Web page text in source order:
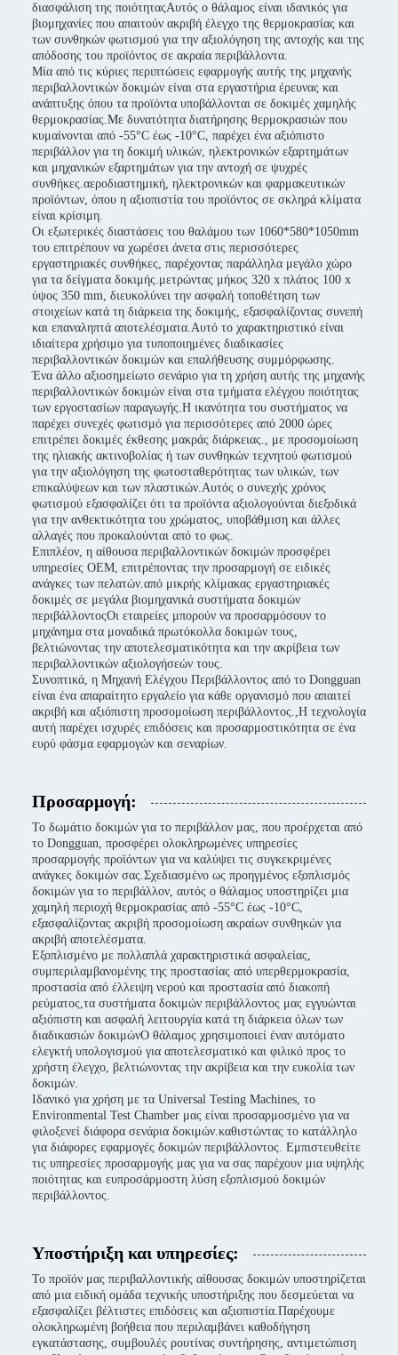
διασφάλιση της ποιότηταςΑυτός ο θάλαμος είναι ιδανικός για
βιομηχανίες που απαιτούν ακριβή έλεγχο της θερμοκρασίας και
των συνθηκών φωτισμού για την αξιολόγηση της αντοχής και της
απόδοσης του προϊόντος σε ακραία περιβάλλοντα.
Μία από τις κύριες περιπτώσεις εφαρμογής αυτής της μηχανής
περιβαλλοντικών δοκιμών είναι στα εργαστήρια έρευνας και
ανάπτυξης όπου τα προϊόντα υποβάλλονται σε δοκιμές χαμηλής
θερμοκρασίας.Με δυνατότητα διατήρησης θερμοκρασιών που
κυμαίνονται από -55°C έως -10°C, παρέχει ένα αξιόπιστο
περιβάλλον για τη δοκιμή υλικών, ηλεκτρονικών εξαρτημάτων
και μηχανικών εξαρτημάτων για την αντοχή σε ψυχρές
συνθήκες.αεροδιαστημική, ηλεκτρονικών και φαρμακευτικών
προϊόντων, όπου η αξιοπιστία του προϊόντος σε σκληρά κλίματα
είναι κρίσιμη.
Οι εξωτερικές διαστάσεις του θαλάμου των 1060*580*1050mm
του επιτρέπουν να χωρέσει άνετα στις περισσότερες
εργαστηριακές συνθήκες, παρέχοντας παράλληλα μεγάλο χώρο
για τα δείγματα δοκιμής.μετρώντας μήκος 320 x πλάτος 100 x
ύψος 350 mm, διευκολύνει την ασφαλή τοποθέτηση των
στοιχείων κατά τη διάρκεια της δοκιμής, εξασφαλίζοντας συνεπή
και επαναληπτά αποτελέσματα.Αυτό το χαρακτηριστικό είναι
ιδιαίτερα χρήσιμο για τυποποιημένες διαδικασίες
περιβαλλοντικών δοκιμών και επαλήθευσης συμμόρφωσης.
Ένα άλλο αξιοσημείωτο σενάριο για τη χρήση αυτής της μηχανής
περιβαλλοντικών δοκιμών είναι στα τμήματα ελέγχου ποιότητας
των εργοστασίων παραγωγής.Η ικανότητα του συστήματος να
παρέχει συνεχές φωτισμό για περισσότερες από 2000 ώρες
επιτρέπει δοκιμές έκθεσης μακράς διάρκειας., με προσομοίωση
της ηλιακής ακτινοβολίας ή των συνθηκών τεχνητού φωτισμού
για την αξιολόγηση της φωτοσταθερότητας των υλικών, των
επικαλύψεων και των πλαστικών.Αυτός ο συνεχής χρόνος
φωτισμού εξασφαλίζει ότι τα προϊόντα αξιολογούνται διεξοδικά
για την ανθεκτικότητα του χρώματος, υποβάθμιση και άλλες
αλλαγές που προκαλούνται από το φως.
Επιπλέον, η αίθουσα περιβαλλοντικών δοκιμών προσφέρει
υπηρεσίες OEM, επιτρέποντας την προσαρμογή σε ειδικές
ανάγκες των πελατών.από μικρής κλίμακας εργαστηριακές
δοκιμές σε μεγάλα βιομηχανικά συστήματα δοκιμών
περιβάλλοντοςΟι εταιρείες μπορούν να προσαρμόσουν το
μηχάνημα στα μοναδικά πρωτόκολλα δοκιμών τους,
βελτιώνοντας την αποτελεσματικότητα και την ακρίβεια των
περιβαλλοντικών αξιολογήσεών τους.
Συνοπτικά, η Μηχανή Ελέγχου Περιβάλλοντος από το Dongguan
είναι ένα απαραίτητο εργαλείο για κάθε οργανισμό που απαιτεί
ακριβή και αξιόπιστη προσομοίωση περιβάλλοντος.,Η τεχνολογία
αυτή παρέχει ισχυρές επιδόσεις και προσαρμοστικότητα σε ένα
ευρύ φάσμα εφαρμογών και σεναρίων.
Προσαρμογή:
Το δωμάτιο δοκιμών για το περιβάλλον μας, που προέρχεται από
το Dongguan, προσφέρει ολοκληρωμένες υπηρεσίες
προσαρμογής προϊόντων για να καλύψει τις συγκεκριμένες
ανάγκες δοκιμών σας.Σχεδιασμένο ως προηγμένος εξοπλισμός
δοκιμών για το περιβάλλον, αυτός ο θάλαμος υποστηρίζει μια
χαμηλή περιοχή θερμοκρασίας από -55°C έως -10°C,
εξασφαλίζοντας ακριβή προσομοίωση ακραίων συνθηκών για
ακριβή αποτελέσματα.
Εξοπλισμένο με πολλαπλά χαρακτηριστικά ασφαλείας,
συμπεριλαμβανομένης της προστασίας από υπερθερμοκρασία,
προστασία από έλλειψη νερού και προστασία από διακοπή
ρεύματος,τα συστήματα δοκιμών περιβάλλοντος μας εγγυώνται
αξιόπιστη και ασφαλή λειτουργία κατά τη διάρκεια όλων των
διαδικασιών δοκιμώνΟ θάλαμος χρησιμοποιεί έναν αυτόματο
ελεγκτή υπολογισμού για αποτελεσματικό και φιλικό προς το
χρήστη έλεγχο, βελτιώνοντας την ακρίβεια και την ευκολία των
δοκιμών.
Ιδανικό για χρήση με τα Universal Testing Machines, το
Environmental Test Chamber μας είναι προσαρμοσμένο για να
φιλοξενεί διάφορα σενάρια δοκιμών.καθιστώντας το κατάλληλο
για διάφορες εφαρμογές δοκιμών περιβάλλοντος. Εμπιστευθείτε
τις υπηρεσίες προσαρμογής μας για να σας παρέχουν μια υψηλής
ποιότητας και ευπροσάρμοστη λύση εξοπλισμού δοκιμών
περιβάλλοντος.
Υποστήριξη και υπηρεσίες:
Το προϊόν μας περιβαλλοντικής αίθουσας δοκιμών υποστηρίζεται
από μια ειδική ομάδα τεχνικής υποστήριξης που δεσμεύεται να
εξασφαλίζει βέλτιστες επιδόσεις και αξιοπιστία.Παρέχουμε
ολοκληρωμένη βοήθεια που περιλαμβάνει καθοδήγηση
εγκατάστασης, συμβουλές ρουτίνας συντήρησης, αντιμετώπιση